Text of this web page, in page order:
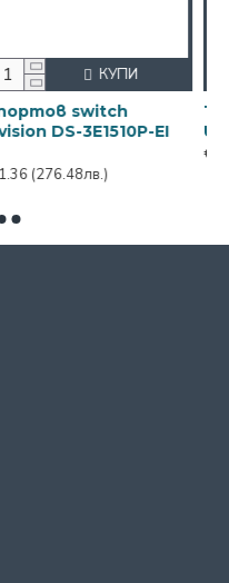
switch
3E1510P-EI
КУПИ
10-
UTP3-
€127.68